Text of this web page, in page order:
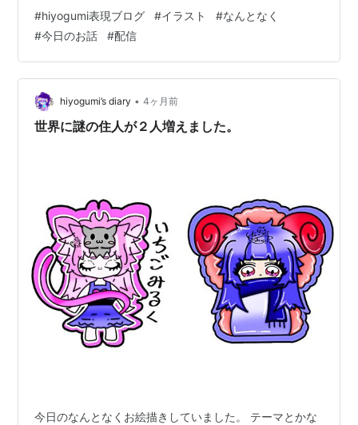
きな私はトマトを追加で描き。 そして。 たこ焼き。 よ
く見ると目の中にもたこ焼き。 完全に何の料理だろう。
でも、おいしそう。 おなか空いたなぁ。。。。 よくない
よくない。 イラストだからなんでも混ぜていいのだよ。
これだから キャラクターを作るのが楽しい。 改めてイラ
ストを見ると …
#hiyogumi表現ブログ #イラスト #なんとなく
#今日のお話 #配信
hiyogumi’s diary • 4ヶ月前
世界に謎の住人が２人増えました。
今日のなんとなくお絵描きしていました。 テーマとかな